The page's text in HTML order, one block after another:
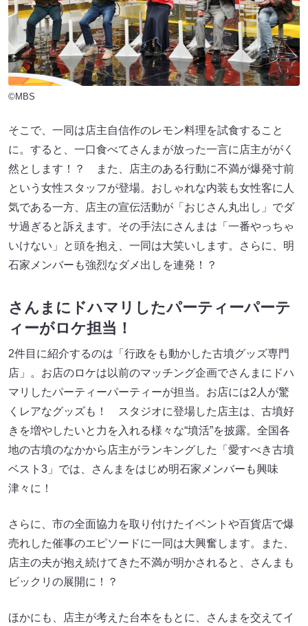
©MBS
そこで、一同は店主自信作のレモン料理を試食すること
に。すると、一口食べてさんまが放った一言に店主ががく
然とします！？ また、店主のある行動に不満が爆発寸前
という女性スタッフが登場。おしゃれな内装も女性客に人
気である一方、店主の宣伝活動が「おじさん丸出し」でダ
サ過ぎると訴えます。その手法にさんまは「一番やっちゃ
いけない」と頭を抱え、一同は大笑いします。さらに、明
石家メンバーも強烈なダメ出しを連発！？
さんまにドハマリしたパーティーパーテ
ィーがロケ担当！
2件目に紹介するのは「行政をも動かした古墳グッズ専門
店」。お店のロケは以前のマッチング企画でさんまにドハ
マリしたパーティーパーティーが担当。お店には2人が驚
くレアなグッズも！ スタジオに登場した店主は、古墳好
きを増やしたいと力を入れる様々な“墳活”を披露。全国各
地の古墳のなかから店主がランキングした「愛すべき古墳
ベスト3」では、さんまをはじめ明石家メンバーも興味
津々に！
さらに、市の全面協力を取り付けたイベントや百貨店で爆
売れした催事のエピソードに一同は大興奮します。また、
店主の夫が抱え続けてきた不満が明かされると、さんまも
ビックリの展開に！？
ほかにも、店主が考えた台本をもとに、さんまを交えてイ